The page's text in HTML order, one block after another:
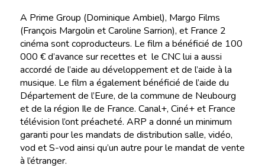
A Prime Group (Dominique Ambiel), Margo Films
(François Margolin et Caroline Sarrion), et France 2
cinéma sont coproducteurs. Le film a bénéficié de 100
000 € d’avance sur recettes et le CNC lui a aussi
accordé de l’aide au développement et de l’aide à la
musique. Le film a également bénéficié de l’aide du
Département de l’Eure, de la commune de Neubourg
et de la région Ile de France. Canal+, Ciné+ et France
télévision l’ont préacheté. ARP a donné un minimum
garanti pour les mandats de distribution salle, vidéo,
vod et S-vod ainsi qu’un autre pour le mandat de vente
à l’étranger.